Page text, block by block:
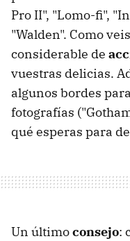
Pro II", "Lomo-fi",
"Walden". Como
considerable de
vuestras delicias.
algunos bordes
fotografías
qué esperas para
Un últimoconsejo: